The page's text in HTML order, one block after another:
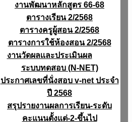
งานพัฒนาหลักสูตร 66-68
ตารางเรียน 2/2568
ตารางครูผู้สอน 2/2568
ตารางการใช้ห้องสอน 2/2568
งานวัดผลเเละประเมินผล
ระบบทดสอบ (N-NET)
ประกาศเลขที่นั่งสอบ v-net ประจำ
ปี 2568
สรุปรายงานผลการเรียน-ระดับ
คะแนนตั้งแต่-2-ขึ้นไป